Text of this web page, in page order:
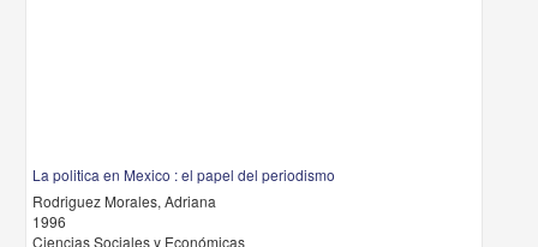
La politica en Mexico : el papel del periodismo
Rodriguez Morales, Adriana
1996
Ciencias Sociales y Económicas